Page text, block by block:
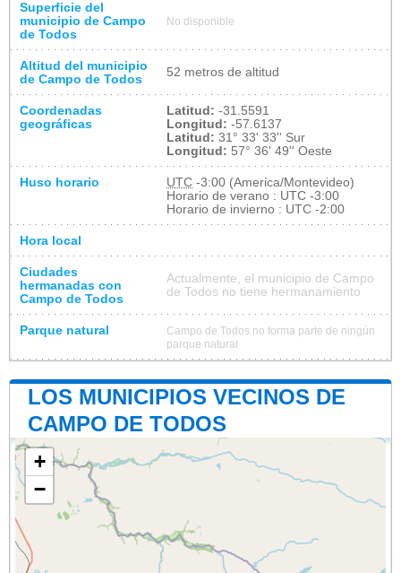
Superficie del
municipio de Campo
de Todos
No disponible
Altitud del municipio
de Campo de Todos
52 metros de altitud
Coordenadas
geográficas
Latitud: -31.5591
Longitud: -57.6137
Latitud: 31° 33' 33'' Sur
Longitud: 57° 36' 49'' Oeste
Huso horario UTC -3:00 (America/Montevideo)
Horario de verano : UTC -3:00
Horario de invierno : UTC -2:00
Hora local
Ciudades
hermanadas con
Campo de Todos
Actualmente, el municipio de Campo
de Todos no tiene hermanamiento
Parque natural
Campo de Todos no forma parte de ningún
parque natural
LOS MUNICIPIOS VECINOS DE
CAMPO DE TODOS
+
−